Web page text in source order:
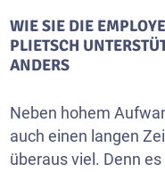
WIE SIE DIE
PLIETSCH
ANDERS
Neben hohem
auch einen langen
überaus viel. Denn